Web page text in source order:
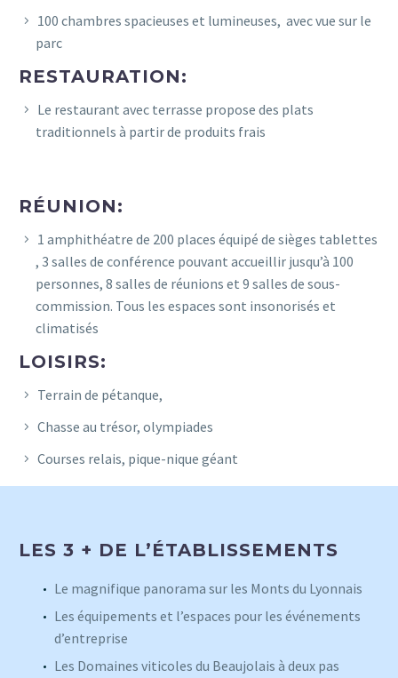
100 chambres spacieuses et lumineuses, avec vue sur le
parc
RESTAURATION:
Le restaurant avec terrasse propose des plats
traditionnels à partir de produits frais
RÉUNION:
1 amphithéatre de 200 places équipé de sièges tablettes
, 3 salles de conférence pouvant accueillir jusqu’à 100
personnes, 8 salles de réunions et 9 salles de sous-
commission. Tous les espaces sont insonorisés et
climatisés
LOISIRS:
Terrain de pétanque,
Chasse au trésor, olympiades
Courses relais, pique-nique géant
LES 3 + DE L’ÉTABLISSEMENTS
Le magnifique panorama sur les Monts du Lyonnais
Les équipements et l’espaces pour les événements
d’entreprise
Les Domaines viticoles du Beaujolais à deux pas